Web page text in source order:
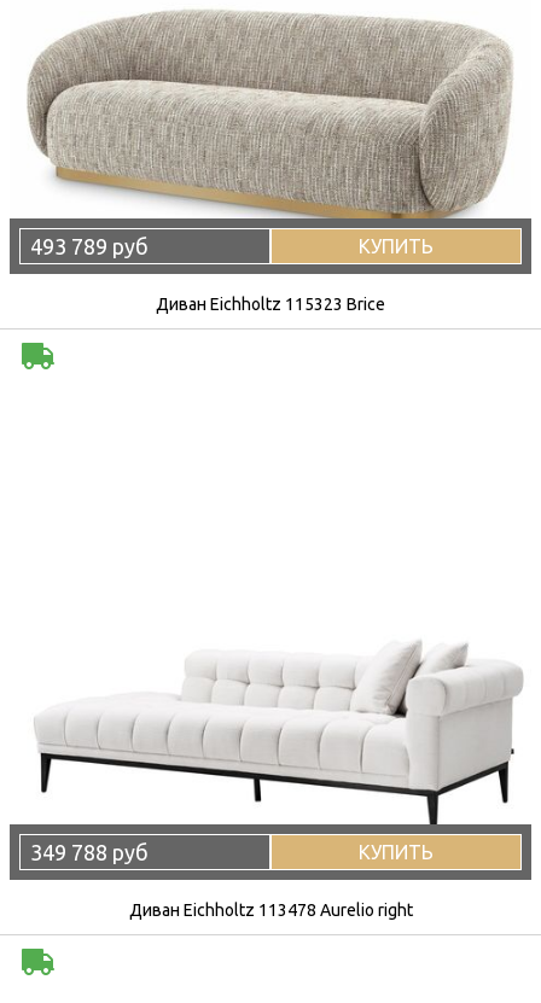
493 789 руб КУПИТЬ
Диван Eichholtz 115323 Brice
349 788 руб КУПИТЬ
Диван Eichholtz 113478 Aurelio right